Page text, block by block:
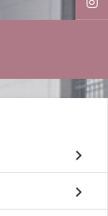
chevron_right
chevron_right